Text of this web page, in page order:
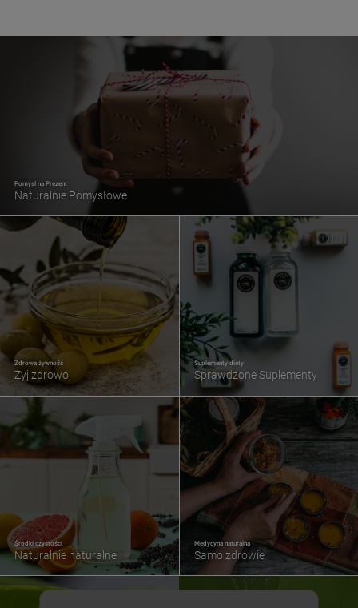
Pomysł na Prezent
Naturalnie Pomysłowe
Zdrowa żywność
Żyj zdrowo
Suplementy diety
Sprawdzone Suplementy
Środki czystości
Naturalnie naturalne
Medycyna naturalna
Samo zdrowie